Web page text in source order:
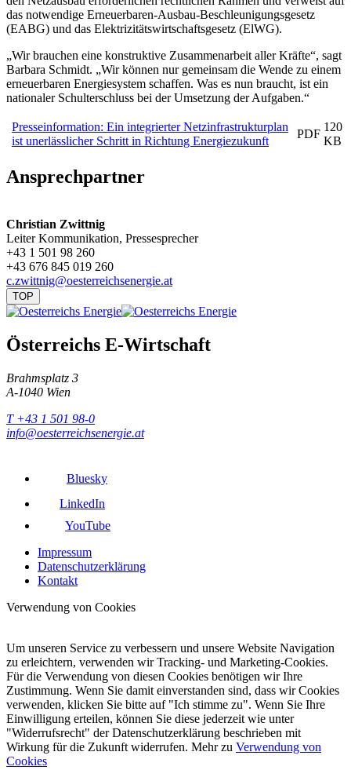
das notwendige Erneuerbaren-Ausbau-Beschleunigungsgesetz
(EABG) und das Elektrizitätswirtschaftsgesetz (ElWG).
„Wir brauchen eine konstruktive Zusammenarbeit aller Kräfte“, sagt
Barbara Schmidt. „Wir können nur gemeinsam die Wende zu einem
erneuerbaren Energiesystem schaffen. Was es nun braucht, ist ein
nationaler Schulterschluss bei der Umsetzung der Aufgaben.“
Presseinformation: Ein integrierter Netzinfrastrukturplan
ist unerlässlicher Schritt in Richtung Energiezukunft
PDF
120
KB
Ansprechpartner
Christian Zwittnig
Leiter Kommunikation, Pressesprecher
+43 1 501 98 260
+43 676 845 019 260
c.zwittnig@oesterreichsenergie.at
TOP
Österreichs E-Wirtschaft
Brahmsplatz 3
A-1040 Wien
T +43 1 501 98-0
info@oesterreichsenergie.at
Bluesky
LinkedIn
YouTube
Impressum
Datenschutzerklärung
Kontakt
Verwendung von Cookies
Um unseren Service zu verbessern und unsere Website Navigation
zu erleichtern, verwenden wir Tracking- und Marketing-Cookies.
Für die Verwendung von diesen Cookies benötigen wir Ihre
Zustimmung. Wenn Sie damit einverstanden sind, dass wir Cookies
verwenden, klicken Sie bitte auf "Ich stimme zu". Wenn Sie Ihre
Einwilligung erteilen, können Sie diese jederzeit wie unter
"Widerrufsrecht" der Datenschutzerklärung beschrieben mit
Wirkung für die Zukunft widerrufen. Mehr zu Verwendung von
Cookies